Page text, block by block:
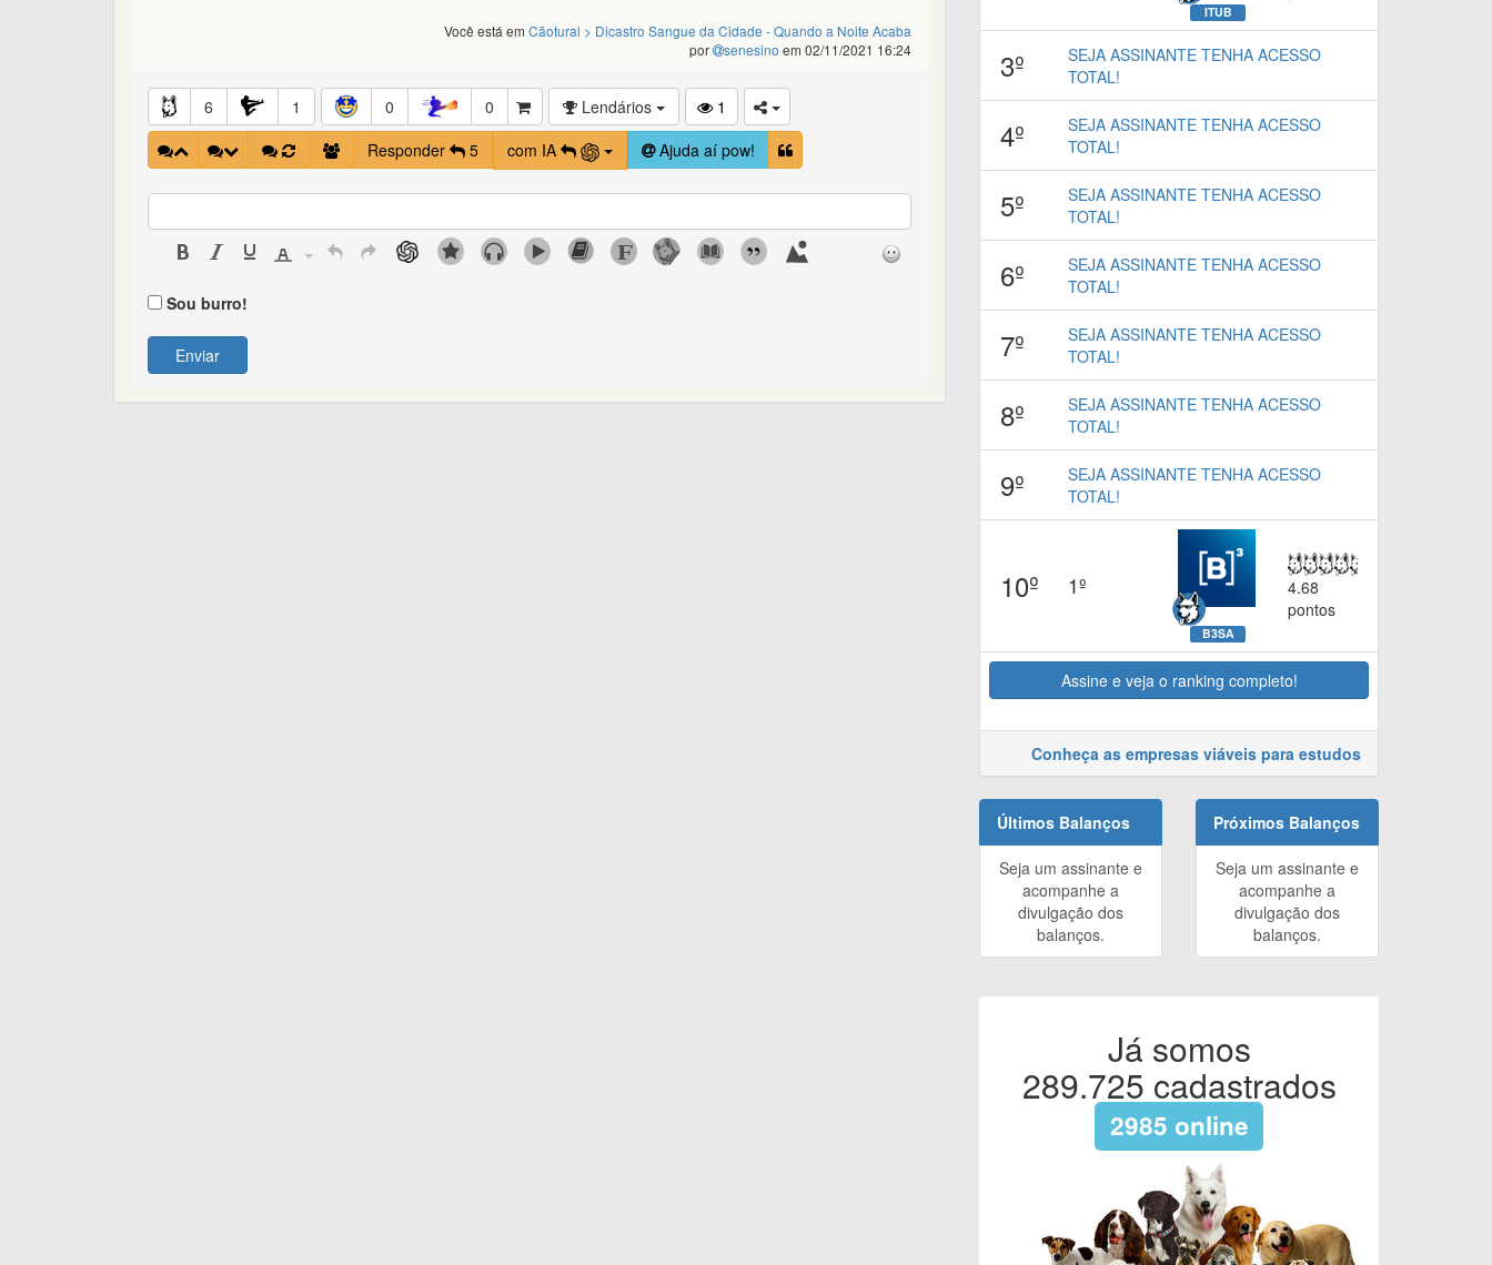
Você está em Cãotural > Dicastro Sangue da Cidade - Quando a Noite Acaba
por
senesino em 02/11/2021 16:24
6 1 0 0 Lendários
1
Responder
5 com IA Ajuda aí pow!
Sou burro!
Enviar
ITUB
3º
SEJA ASSINANTE TENHA ACESSO
TOTAL!
4º
SEJA ASSINANTE TENHA ACESSO
TOTAL!
5º
SEJA ASSINANTE TENHA ACESSO
TOTAL!
6º
SEJA ASSINANTE TENHA ACESSO
TOTAL!
7º
SEJA ASSINANTE TENHA ACESSO
TOTAL!
8º
SEJA ASSINANTE TENHA ACESSO
TOTAL!
9º
SEJA ASSINANTE TENHA ACESSO
TOTAL!
10º 1º
B3SA
4.68
pontos
Assine e veja o ranking completo!
Conheça as empresas viáveis para estudos
Últimos Balanços
Seja um assinante e
acompanhe a
divulgação dos
balanços.
Próximos Balanços
Seja um assinante e
acompanhe a
divulgação dos
balanços.
Já somos
289.725 cadastrados
2985 online